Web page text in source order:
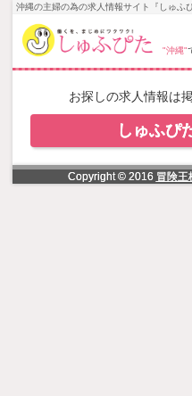
NowLoading
沖縄の主婦の為の求人情報サイト『しゅふぴ
"沖縄"
お探しの求人情報は
しゅふぴ
Copyright © 2016 冒険王